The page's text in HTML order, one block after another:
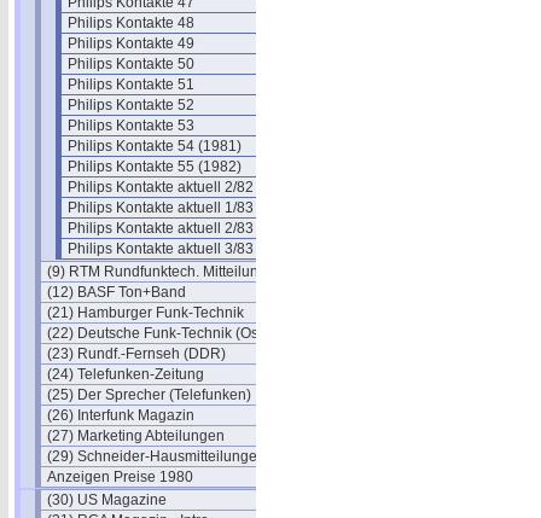
Philips Kontakte 48
Philips Kontakte 49
Philips Kontakte 50
Philips Kontakte 51
Philips Kontakte 52
Philips Kontakte 53
Philips Kontakte 54 (1981)
Philips Kontakte 55 (1982)
Philips Kontakte aktuell 2/82
Philips Kontakte aktuell 1/83
Philips Kontakte aktuell 2/83
Philips Kontakte aktuell 3/83
(9) RTM Rundfunktech. Mitteilungen
(12) BASF Ton+Band
(21) Hamburger Funk-Technik
(22) Deutsche Funk-Technik (Ost)
(23) Rundf.-Fernseh (DDR)
(24) Telefunken-Zeitung
(25) Der Sprecher (Telefunken)
(26) Interfunk Magazin
(27) Marketing Abteilungen
(29) Schneider-Hausmitteilungen
Anzeigen Preise 1980
(30) US Magazine